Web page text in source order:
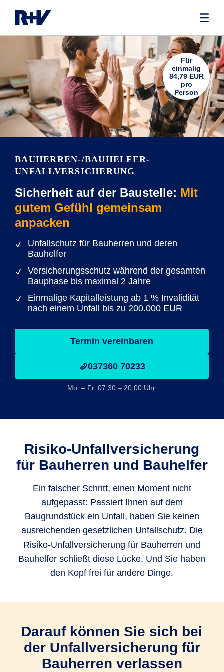
BAUHERREN-/BAUHELFER-
UNFALLVERSICHERUNG
Sicherheit auf der Baustelle: Mit
gutem Gefühl gemeinsam
anpacken
Unfallschutz für Bauherren und deren
Bauhelfer
Versicherungsschutz während der gesamten
Bauphase bis maximal 2 Jahre
Einmalige Kapitalleistung ab 1 % Invalidität
nach einem Unfall bis zu 200.000 EUR
Termin vereinbaren
037360 70233
Mo. – Fr. 07:30 – 20:00 Uhr.
Für
einmalig
84,79 EUR
pro
Person
Risiko-Unfall­versicherung
für Bau­herren und Bauhelfer
Ein falscher Schritt, einen Moment nicht
aufgepasst: Passiert Ihnen auf dem
Baugrundstück ein Unfall, haben Sie keinen
ausreichenden gesetzlichen Unfallschutz. Die
Risiko-Unfallversicherung für Bauherren und
Bauhelfer schließt diese Lücke. Und Sie haben
den Kopf frei für andere Dinge.
Darauf können Sie sich bei
der Unfallversicherung für
Bauherren verlassen